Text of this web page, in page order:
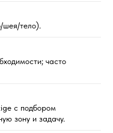
шея/тело).
часто
с подбором
зону и задачу.